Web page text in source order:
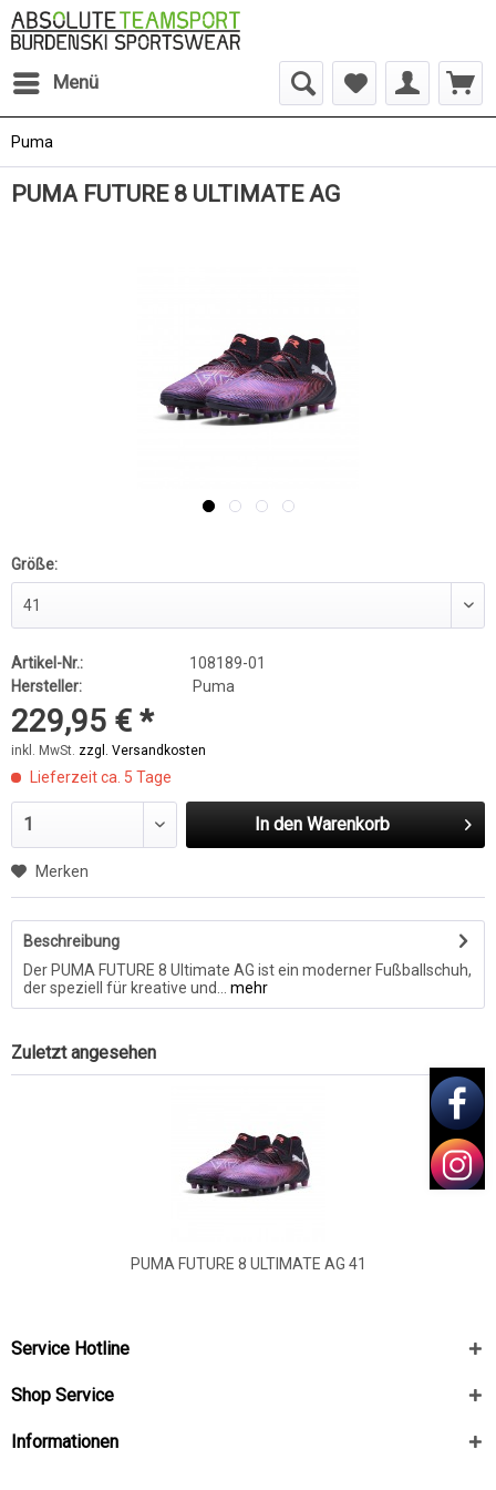
Menü
Puma
PUMA FUTURE 8 ULTIMATE AG
Größe:
Artikel-Nr.:
108189-01
Hersteller:
Puma
229,95 € *
inkl. MwSt. zzgl. Versandkosten
Lieferzeit ca. 5 Tage
In den Warenkorb
Merken
Beschreibung
Der PUMA FUTURE 8 Ultimate AG ist ein moderner Fußballschuh,
der speziell für kreative und...
mehr
Zuletzt angesehen
PUMA FUTURE 8 ULTIMATE AG 41
Service Hotline
Shop Service
Informationen